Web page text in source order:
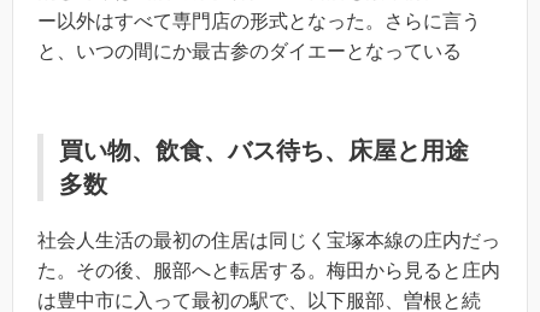
ー以外はすべて専門店の形式となった。さらに言う
と、いつの間にか最古参のダイエーとなっている
買い物、飲食、バス待ち、床屋と用途
多数
社会人生活の最初の住居は同じく宝塚本線の庄内だっ
た。その後、服部へと転居する。梅田から見ると庄内
は豊中市に入って最初の駅で、以下服部、曽根と続